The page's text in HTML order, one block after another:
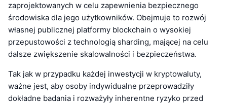
zaprojektowanych w celu zapewnienia bezpiecznego
środowiska dla jego użytkowników. Obejmuje to rozwój
własnej publicznej platformy blockchain o wysokiej
przepustowości z technologią sharding, mającej na celu
dalsze zwiększenie skalowalności i bezpieczeństwa.
Tak jak w przypadku każdej inwestycji w kryptowaluty,
ważne jest, aby osoby indywidualne przeprowadziły
dokładne badania i rozważyły inherentne ryzyko przed